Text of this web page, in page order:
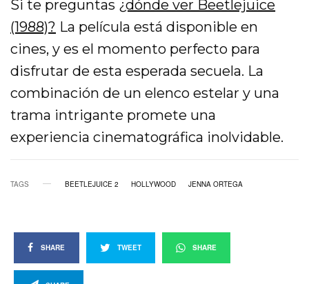
Si te preguntas ¿dónde ver Beetlejuice
(1988)? La película está disponible en
cines, y es el momento perfecto para
disfrutar de esta esperada secuela. La
combinación de un elenco estelar y una
trama intrigante promete una
experiencia cinematográfica inolvidable.
TAGS BEETLEJUICE 2 HOLLYWOOD JENNA ORTEGA
SHARE TWEET SHARE